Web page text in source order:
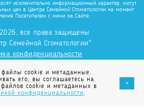
исключительно информационный характер, могут
цен в Центре Семейной Стоматологии на момент
Посетителем с ними на Сайте.
все права защищены
Семейной Стоматологии"
конфиденциальности
Создание сайта-
студия Visual Web
файлы cookie и метаданные.
его, вы соглашаетесь на
cookie и метаданных в
конфиденциальности .
+